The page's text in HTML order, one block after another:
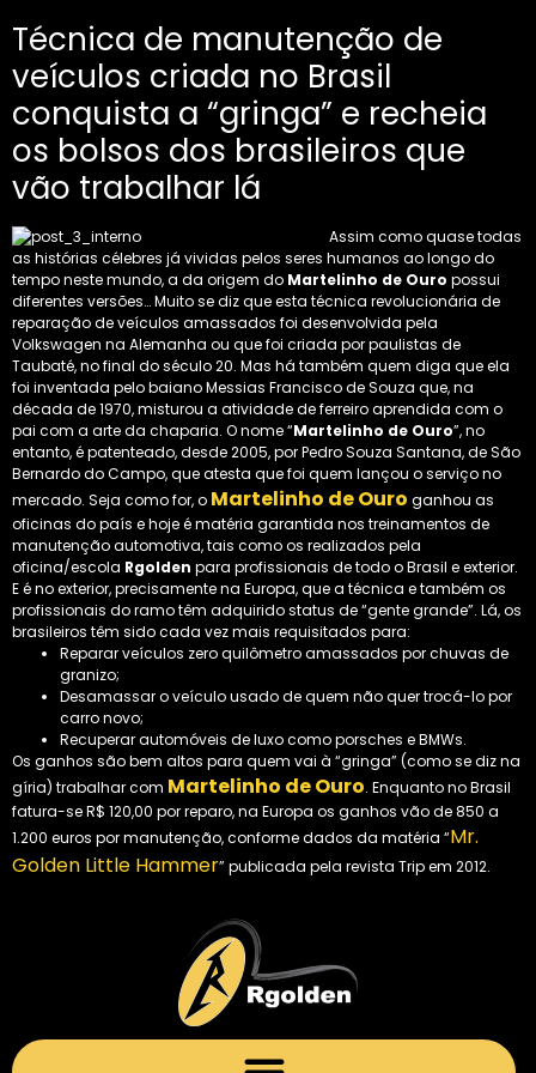
Técnica de manutenção de
veículos criada no Brasil
conquista a “gringa” e recheia
os bolsos dos brasileiros que
vão trabalhar lá
Assim como quase todas
as histórias célebres já vividas pelos seres humanos ao longo do
tempo neste mundo, a da origem do Martelinho de Ouro possui
diferentes versões… Muito se diz que esta técnica revolucionária de
reparação de veículos amassados foi desenvolvida pela
Volkswagen na Alemanha ou que foi criada por paulistas de
Taubaté, no final do século 20. Mas há também quem diga que ela
foi inventada pelo baiano Messias Francisco de Souza que, na
década de 1970, misturou a atividade de ferreiro aprendida com o
pai com a arte da chaparia. O nome “Martelinho de Ouro”, no
entanto, é patenteado, desde 2005, por Pedro Souza Santana, de São
Bernardo do Campo, que atesta que foi quem lançou o serviço no
mercado. Seja como for, o Martelinho de Ouro ganhou as
oficinas do país e hoje é matéria garantida nos treinamentos de
manutenção automotiva, tais como os realizados pela
oficina/escola Rgolden para profissionais de todo o Brasil e exterior.
E é no exterior, precisamente na Europa, que a técnica e também os
profissionais do ramo têm adquirido status de “gente grande”. Lá, os
brasileiros têm sido cada vez mais requisitados para:
Reparar veículos zero quilômetro amassados por chuvas de
granizo;
Desamassar o veículo usado de quem não quer trocá-lo por
carro novo;
Recuperar automóveis de luxo como porsches e BMWs.
Os ganhos são bem altos para quem vai à “gringa” (como se diz na
gíria) trabalhar com Martelinho de Ouro. Enquanto no Brasil
fatura-se R$ 120,00 por reparo, na Europa os ganhos vão de 850 a
1.200 euros por manutenção, conforme dados da matéria “Mr.
Golden Little Hammer” publicada pela revista Trip em 2012.